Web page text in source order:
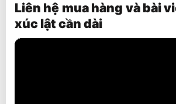
Liên hệ mua hàng và bài
xúc lật cần dài